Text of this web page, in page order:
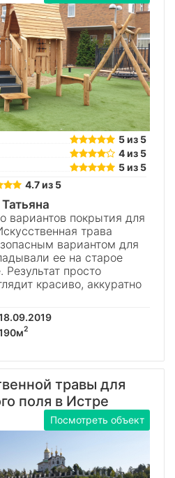
5 из 5
4 из 5
5 из 5
4.7 из 5
Татьяна
вариантов покрытия для
трава
вариантом для
ее на старое
просто
красиво, аккуратно
2
травы для
поля в Истре
Посмотреть объект